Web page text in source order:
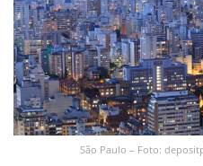
São Paulo – Foto: